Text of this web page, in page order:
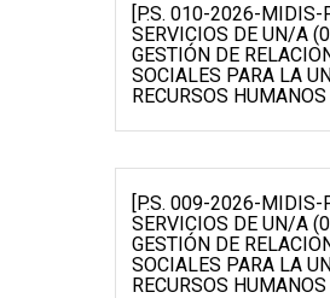
[P.S. 010-2026-MIDIS-
SERVICIOS DE UN/A
GESTIÓN DE
SOCIALES PARA LA
RECURSOS HUMANOS
[P.S. 009-2026-MIDIS-
SERVICIOS DE UN/A
GESTIÓN DE
SOCIALES PARA LA
RECURSOS HUMANOS